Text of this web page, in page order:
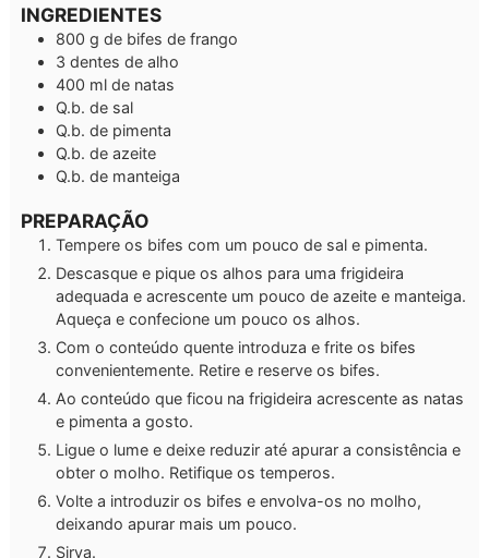
INGREDIENTES
800 g de bifes de frango
3 dentes de alho
400 ml de natas
Q.b. de sal
Q.b. de pimenta
Q.b. de azeite
Q.b. de manteiga
PREPARAÇÃO
Tempere os bifes com um pouco de sal e pimenta.
Descasque e pique os alhos para uma frigideira
adequada e acrescente um pouco de azeite e manteiga.
Aqueça e confecione um pouco os alhos.
Com o conteúdo quente introduza e frite os bifes
convenientemente. Retire e reserve os bifes.
Ao conteúdo que ficou na frigideira acrescente as natas
e pimenta a gosto.
Ligue o lume e deixe reduzir até apurar a consistência e
obter o molho. Retifique os temperos.
Volte a introduzir os bifes e envolva-os no molho,
deixando apurar mais um pouco.
Sirva.